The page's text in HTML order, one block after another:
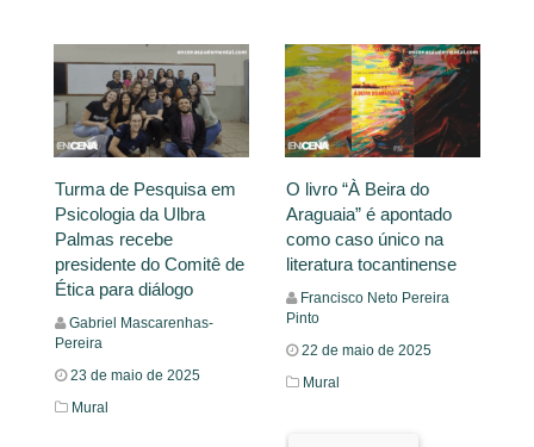
Turma de Pesquisa em
Psicologia da Ulbra
Palmas recebe
presidente do Comitê de
Ética para diálogo
Gabriel Mascarenhas-
Pereira
23 de maio de 2025
Mural
O livro “À Beira do
Araguaia” é apontado
como caso único na
literatura tocantinense
Francisco Neto Pereira
Pinto
22 de maio de 2025
Mural